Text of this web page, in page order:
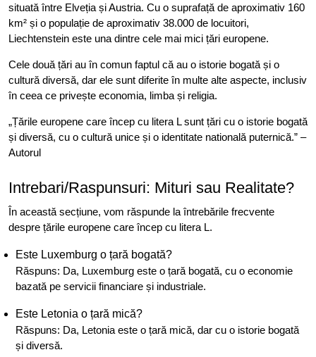
situată între Elveția și Austria. Cu o suprafață de aproximativ 160
km² și o populație de aproximativ 38.000 de locuitori,
Liechtenstein este una dintre cele mai mici țări europene.
Cele două țări au în comun faptul că au o istorie bogată și o
cultură diversă, dar ele sunt diferite în multe alte aspecte, inclusiv
în ceea ce privește economia, limba și religia.
„Țările europene care încep cu litera L sunt țări cu o istorie bogată
și diversă, cu o cultură unice și o identitate natională puternică.” –
Autorul
Intrebari/Raspunsuri: Mituri sau Realitate?
În această secțiune, vom răspunde la întrebările frecvente
despre țările europene care încep cu litera L.
Este Luxemburg o țară bogată?
Răspuns: Da, Luxemburg este o țară bogată, cu o economie
bazată pe servicii financiare și industriale.
Este Letonia o țară mică?
Răspuns: Da, Letonia este o țară mică, dar cu o istorie bogată
și diversă.